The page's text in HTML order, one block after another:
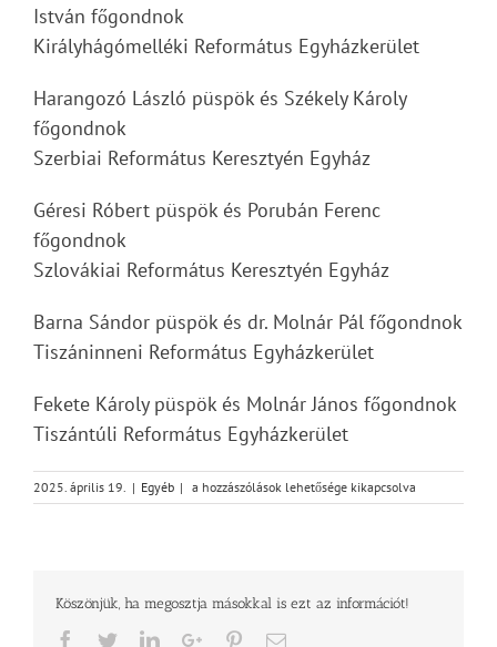
István főgondnok
Királyhágómelléki Református Egyházkerület
Harangozó László püspök és Székely Károly
főgondnok
Szerbiai Református Keresztyén Egyház
Géresi Róbert püspök és Porubán Ferenc
főgondnok
Szlovákiai Református Keresztyén Egyház
Barna Sándor püspök és dr. Molnár Pál főgondnok
Tiszáninneni Református Egyházkerület
Fekete Károly püspök és Molnár János főgondnok
Tiszántúli Református Egyházkerület
2025. április 19. | Egyéb | Hiszünk
az
Generális
a hozzászólások lehetősége kikapcsolva
Köszönjük, ha megosztja másokkal is ezt az információt!
Facebook
TwitterLinkedInGoogle+PinterestEmail